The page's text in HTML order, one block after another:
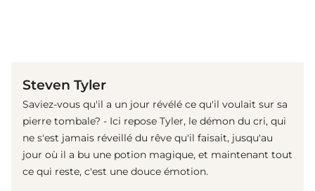
Steven Tyler
Saviez-vous qu'il a un jour révélé ce qu'il voulait sur sa
pierre tombale? - Ici repose Tyler, le démon du cri, qui
ne s'est jamais réveillé du rêve qu'il faisait, jusqu'au
jour où il a bu une potion magique, et maintenant tout
ce qui reste, c'est une douce émotion.